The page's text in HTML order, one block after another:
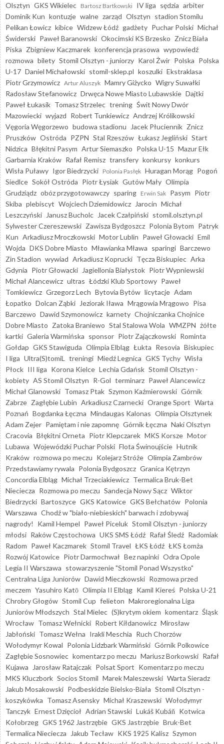
Olsztyn GKS Wikielec Bartosz Bartkowski IV liga sędzia arbiter
Dominik Kun kontuzje walne zarząd Olsztyn stadion Stomilu
Pelikan Łowicz kibice Widzew Łódź gadżety Puchar Polski Michał
Świderski Paweł Baranowski Okocimski KS Brzesko Znicz Biała
Piska Zbigniew Kaczmarek konferencja prasowa wypowiedź
rozmowa bilety Stomil Olsztyn - juniorzy Karol Żwir Polska Polska
U-17 Daniel Michałowski stomil-sklep.pl koszulki Ekstraklasa
Piotr Grzymowicz Artur Aluszyk Mamry Giżycko Wigry Suwałki
Radosław Stefanowicz Drwęca Nowe Miasto Lubawskie Dajtki
Paweł Łukasik Tomasz Strzelec trening Świt Nowy Dwór
Mazowiecki wyjazd Robert Tunkiewicz Andrzej Królikowski
Vęgoria Węgorzewo budowa stadionu Jacek Płuciennik Znicz
Pruszków Ostróda PZPN Stal Rzeszów Łukasz Jegliński Start
Nidzica Błękitni Pasym Artur Siemaszko Polska U-15 Mazur Ełk
Garbarnia Kraków Rafał Remisz transfery konkursy konkurs
Wisła Puławy Igor Biedrzycki Polonia Pasłęk Huragan Morąg Pogoń
Siedlce Sokół Ostróda Piotr Łysiak Gutów Mały Olimpia
Grudziądz obóz przygotowawczy sparing Erwin Sak Pasym Piotr
Skiba plebiscyt Wojciech Dziemidowicz Jarocin Michał
Leszczyński
Janusz Bucholc Jacek Czałpiński stomil.olsztyn.pl
Sylwester Czereszewski Zawisza Bydgoszcz Polonia Bytom Patryk
Kun Arkadiusz Mroczkowski Motor Lublin Paweł Głowacki Emil
Wojda DKS Dobre Miasto Mławianka Mława sparingi Barczewo
Zin Stadion wywiad Arkadiusz Koprucki Tęcza Biskupiec Arka
Gdynia Piotr Głowacki Jagiellonia Białystok Piotr Wypniewski
Michał Alancewicz ultras Łódzki Klub Sportowy Paweł
Tomkiewicz Grzegorz Lech Bytovia Bytów licytacje Adam
Łopatko Dolcan Ząbki Jeziorak Iława Mrągowia Mrągowo Pisa
Barczewo Dawid Szymonowicz karnety Chojniczanka Chojnice
Dobre Miasto Zatoka Braniewo Stal Stalowa Wola WMZPN żółte
kartki Galeria Warmińska sponsor Piotr Zajączkowski Rominta
Gołdap GKS Stawiguda Olimpia Elbląg Łukta Resovia Biskupiec
I liga Ultra(S)tomiL treningi Miedź Legnica GKS Tychy Wisła
Płock III liga Korona Kielce Lechia Gdańsk Stomil Olsztyn -
kobiety AS Stomil Olsztyn R-Gol terminarz Paweł Alancewicz
Michał Glanowski Tomasz Ptak Szymon Kaźmierowski Górnik
Zabrze Zagłębie Lubin Arkadiusz Czarnecki Orange Sport Warta
Poznań Bogdanka Łęczna Mindaugas Kalonas Olimpia Olsztynek
Adam Zejer Pamiętam i nie zapomnę Górnik Łęczna Naki Olsztyn
Cracovia Błękitni Orneta Piotr Klepczarek MKS Korsze Motor
Lubawa Wojewódzki Puchar Polski Flota Świnoujście Hutnik
Kraków rozmowa po meczu Kolejarz Stróże Olimpia Zambrów
Przedstawiamy rywala Polonia Bydgoszcz Granica Kętrzyn
Concordia Elbląg Michał Trzeciakiewicz Termalica Bruk-Bet
Nieciecza Rozmowa po meczu Sandecja Nowy Sącz Wiktor
Biedrzycki Bartoszyce GKS Katowice GKS Bełchatów Polonia
Warszawa Chodź w "biało-niebieskich" barwach i zdobywaj
nagrody!
Kamil Hempel Paweł Piceluk Stomil Olsztyn - juniorzy
młodsi Raków Częstochowa UKS SMS Łódź Rafał Śledź Radomiak
Radom Paweł Kaczmarek Stomil Travel ŁKS Łódź ŁKS Łomża
Rozwój Katowice Piotr Darmochwał Bez napinki Odra Opole
Legia II Warszawa stowarzyszenie "Stomil Ponad Wszystko"
Centralna Liga Juniorów Dawid Mieczkowski Rozmowa przed
meczem Yasuhiro Katō Olimpia II Elbląg Kamil Kiereś Polska U-21
Chrobry Głogów Stomil Cup felieton Makroregionalna Liga
Juniorów Młodszych Stal Mielec (S)krytym okiem komentarz Śląsk
Wrocław Tomasz Wełnicki Robert Kiłdanowicz Mirosław
Jabłoński Tomasz Wełna Irakli Meschia Ruch Chorzów
Wołodymyr Kowal Polonia Lidzbark Warmiński Górnik Polkowice
Zagłębie Sosnowiec komentarz po meczu Mariusz Borkowski Rafał
Kujawa
Jarosław Ratajczak Polsat Sport Komentarz po meczu
MKS Kluczbork Socios Stomil Marek Maleszewski Warta Sieradz
Jakub Mosakowski Podbeskidzie Bielsko-Biała Stomil Olsztyn -
koszykówka Tomasz Asensky Michał Kraszewski Wołodymyr
Tanczyk Ernest Dzięcioł Adrian Stawski Lukáš Kubáň Kotwica
Kołobrzeg GKS 1962 Jastrzębie GKS Jastrzębie Bruk-Bet
Termalica Nieciecza
Jakub Tecław KKS 1925 Kalisz Szymon